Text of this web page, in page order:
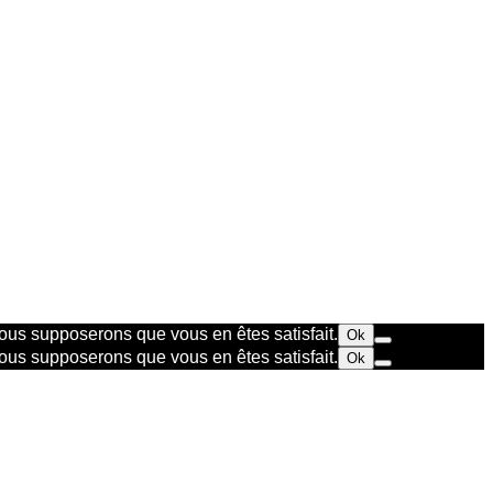
supposerons que vous en êtes satisfait. Ok
supposerons que vous en êtes satisfait. Ok